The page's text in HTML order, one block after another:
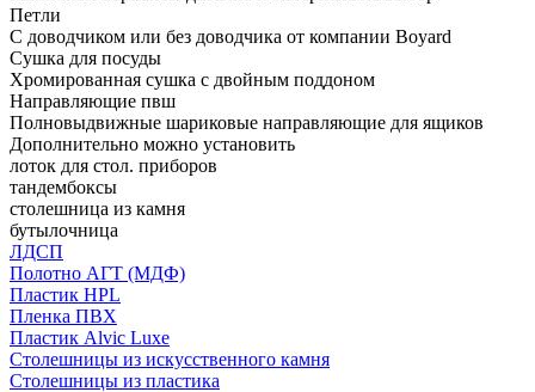
Петли
С доводчиком или без доводчика от компании Boyard
Сушка для посуды
Хромированная сушка с двойным поддоном
Направляющие пвш
Полновыдвижные шариковые направляющие для ящиков
Дополнительно можно установить
лоток для стол. приборов
тандембоксы
столешница из камня
бутылочница
ЛДСП
Полотно АГТ (МДФ)
Пластик HPL
Пленка ПВХ
Пластик Alvic Luxe
Столешницы из искусственного камня
Столешницы из пластика